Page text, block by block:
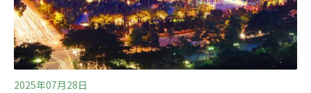
料，使光電板外層能有自訂的圖案，讓大眾對光電板的造
型有了新的想像。本次展示的外掛彩繪立面太陽光電板，
圖案呈現了內政部的智慧淨零建築成果。光電板實體就在
位於台北市的建研所智慧化居住空間展示中心大樓外牆，
其中右半部是可撕換式的彩繪圖層。睿田能
2025年07月28日